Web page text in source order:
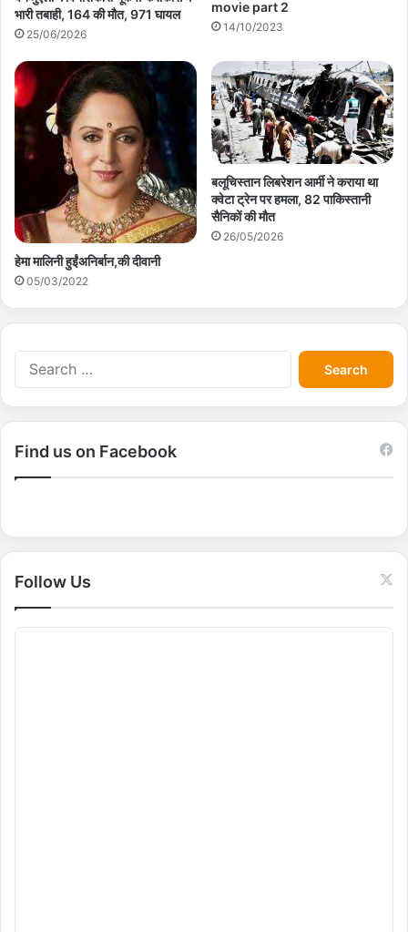
भारी तबाही, 164 की मौत, 971 घायल
25/06/2026
movie part 2
14/10/2023
हेमा मालिनी हुईंअनिर्बान,की दीवानी
05/03/2022
बलूचिस्तान लिबरेशन आर्मी ने कराया था
क्वेटा ट्रेन पर हमला, 82 पाकिस्तानी
सैनिकों की मौत
26/05/2026
S
e
a
r
r
:
Find us on Facebook
Follow Us